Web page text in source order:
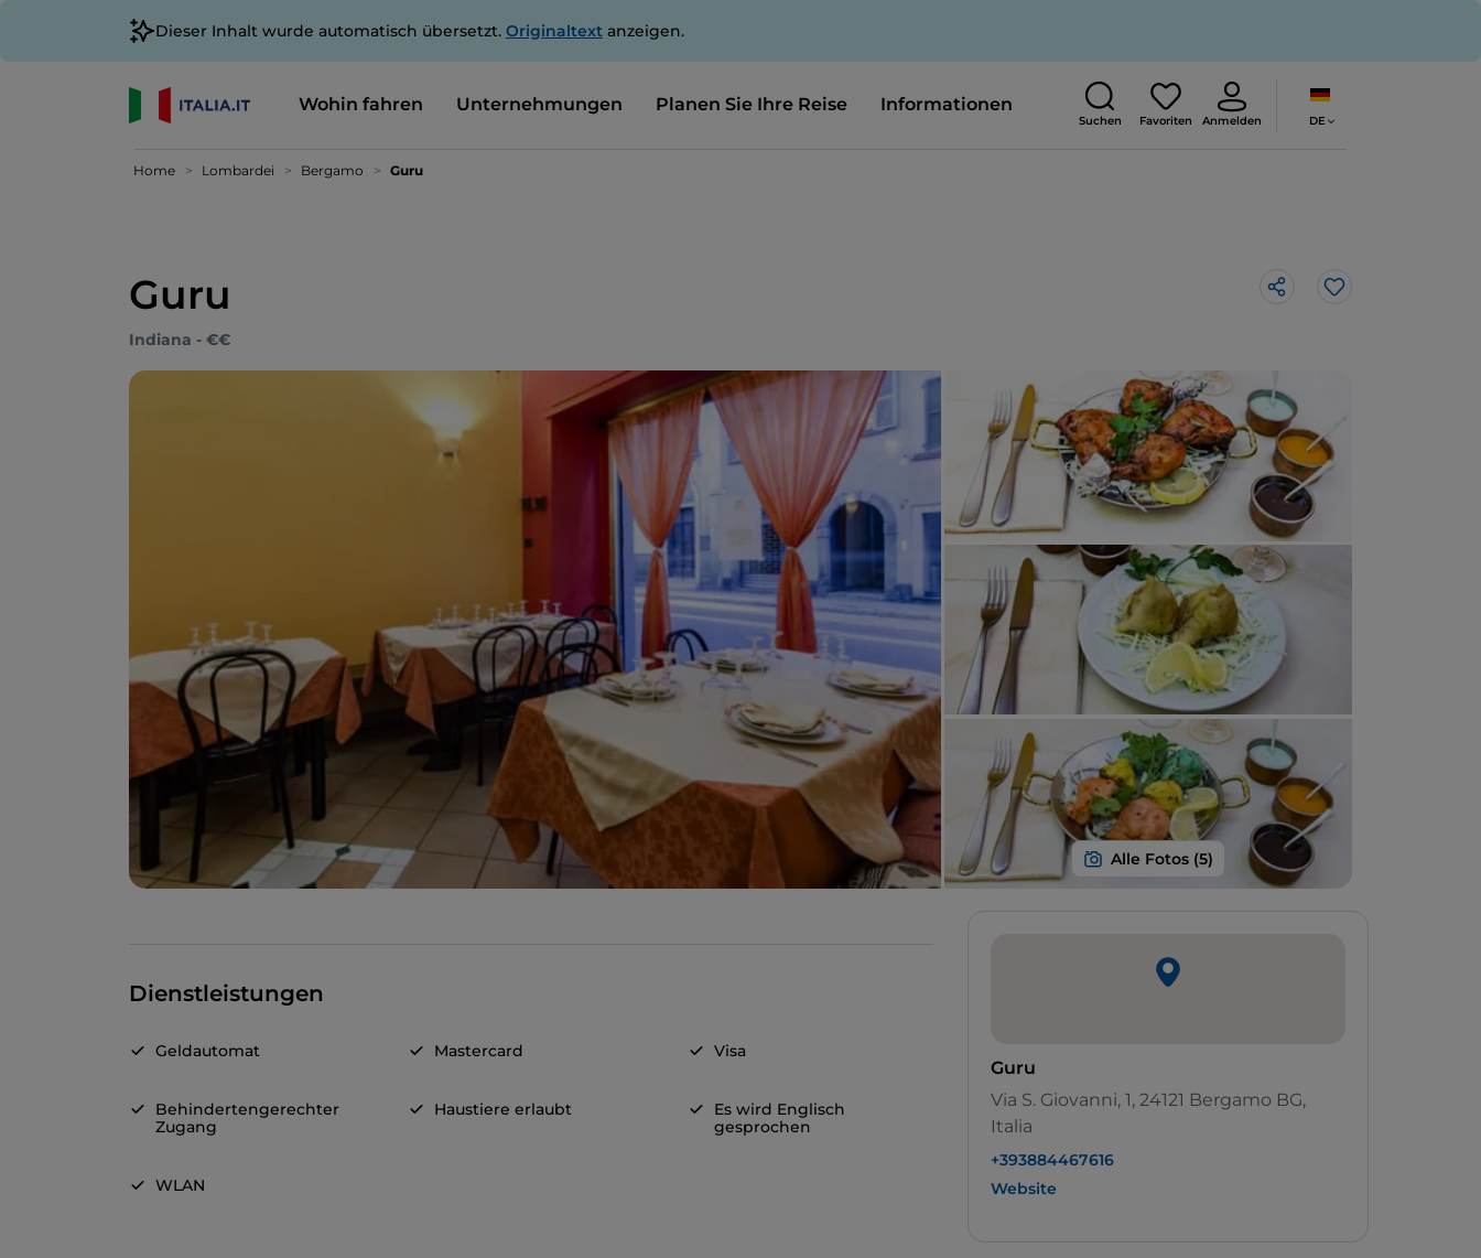
Dieser Inhalt wurde automatisch übersetzt. Originaltext anzeigen.
Wohin fahren Unternehmungen Planen Sie Ihre Reise Informationen
Suchen Favoriten Anmelden DE
Home Lombardei Bergamo Guru
Guru Like
Indiana - €€
Dienstleistungen
Geldautomat Mastercard Visa
Behindertengerechter
Zugang
Haustiere erlaubt
Es wird Englisch
gesprochen
WLAN
Guru
Via S. Giovanni, 1, 24121 Bergamo BG,
Italia
+393884467616
Website